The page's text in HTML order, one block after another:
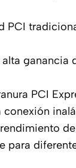
PCI
para